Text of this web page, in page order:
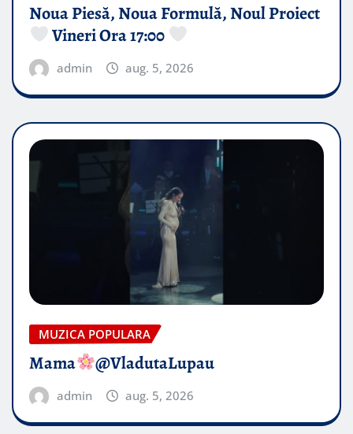
Noua Piesă, Noua Formulă, Noul Proiect
Vineri Ora 17:00
admin aug. 5, 2026
MUZICA POPULARA
Mama @VladutaLupau
admin aug. 5, 2026